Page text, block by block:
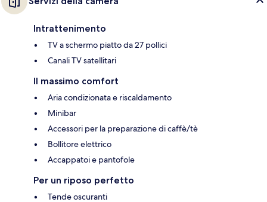
Intrattenimento
TV a schermo piatto da 27 pollici
Canali TV satellitari
Il massimo comfort
Aria condizionata e riscaldamento
Minibar
Accessori per la preparazione di caffè/tè
Bollitore elettrico
Accappatoi e pantofole
Per un riposo perfetto
Tende oscuranti